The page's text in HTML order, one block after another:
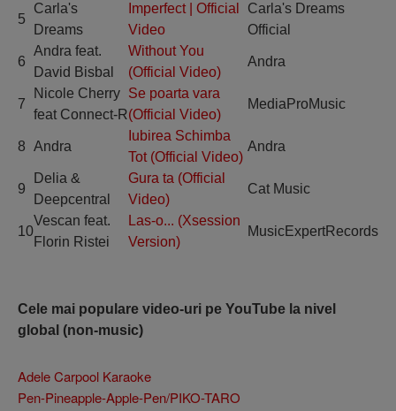
5
Carla's
Dreams
Imperfect | Official
Video
Carla's Dreams
Official
6
Andra feat.
David Bisbal
Without You
(Official Video)
Andra
7
Nicole Cherry
feat Connect-R
Se poarta vara
(Official Video)
MediaProMusic
8 Andra
Iubirea Schimba
Tot (Official Video)
Andra
9
Delia &
Deepcentral
Gura ta (Official
Video)
Cat Music
10
Vescan feat.
Florin Ristei
Las-o... (Xsession
Version)
MusicExpertRecords
Cele mai populare video-uri pe YouTube la nivel
global (non-music)
Adele Carpool Karaoke
Pen-Pineapple-Apple-Pen/PIKO-TARO